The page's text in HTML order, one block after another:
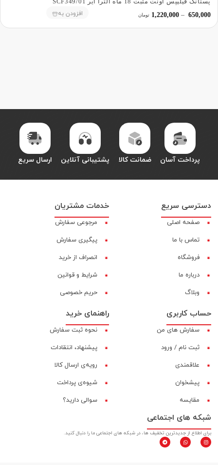
650,000
–
1,220,000 تومان افزودن به
پرداخت آسان ضمانت کالا پشتیبانی آنلاین ارسال سریع
دسترسی سریع
صفحه اصلی
تماس با ما
فروشگاه
درباره ما
وبلاگ
خدمات مشتریان
مرجوعی سفارش
پیگیری سفارش
انصراف از خرید
شرایط و قوانین
حریم خصوصی
حساب کاربری
سفارش های من
ثبت نام / ورود
علاقمندی
پیشخوان
مقایسه‌
راهنمای خرید
نحوه ثبت سفارش
پیشنهاد، انتقادات
رویه‌ی ارسال کالا
شیوه‌ی پرداخت
سوالی دارید؟
شبکه های اجتماعی
برای اطلاع از جدیدترین تخفیف ها، در شبکه های اجتماعی ما را دنبال کنید.